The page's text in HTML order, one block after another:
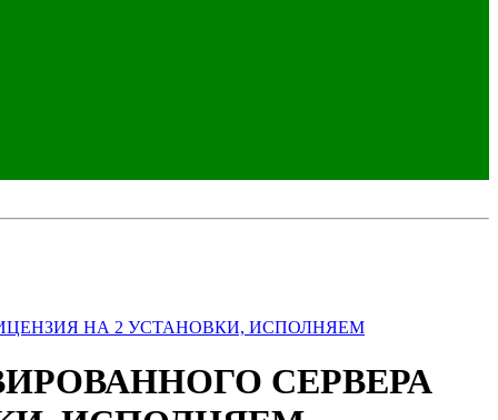
НА 2 УСТАНОВКИ, ИСПОЛНЯЕМ
СЕРВЕРА